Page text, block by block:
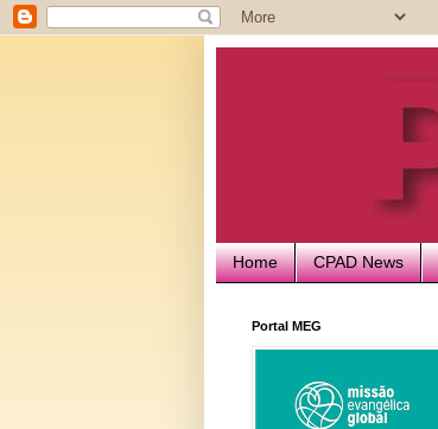
Home CPAD News
Portal MEG